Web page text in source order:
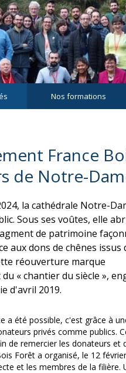
Nos formations
France
de Notre-
la cathédrale Notre-
Sous ses voûtes, elle
de patrimoine
aux dons de chênes issus
réouverture marque
« chantier du siècle »,
d'avril 2019.
a été possible, c'est grâce à
privés comme publics.
de remercier les donateurs
Forêt a organisé, le 12
et les membres de la filière.